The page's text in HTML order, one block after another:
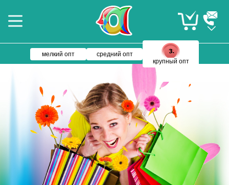
мелкий опт
средний опт
крупный опт